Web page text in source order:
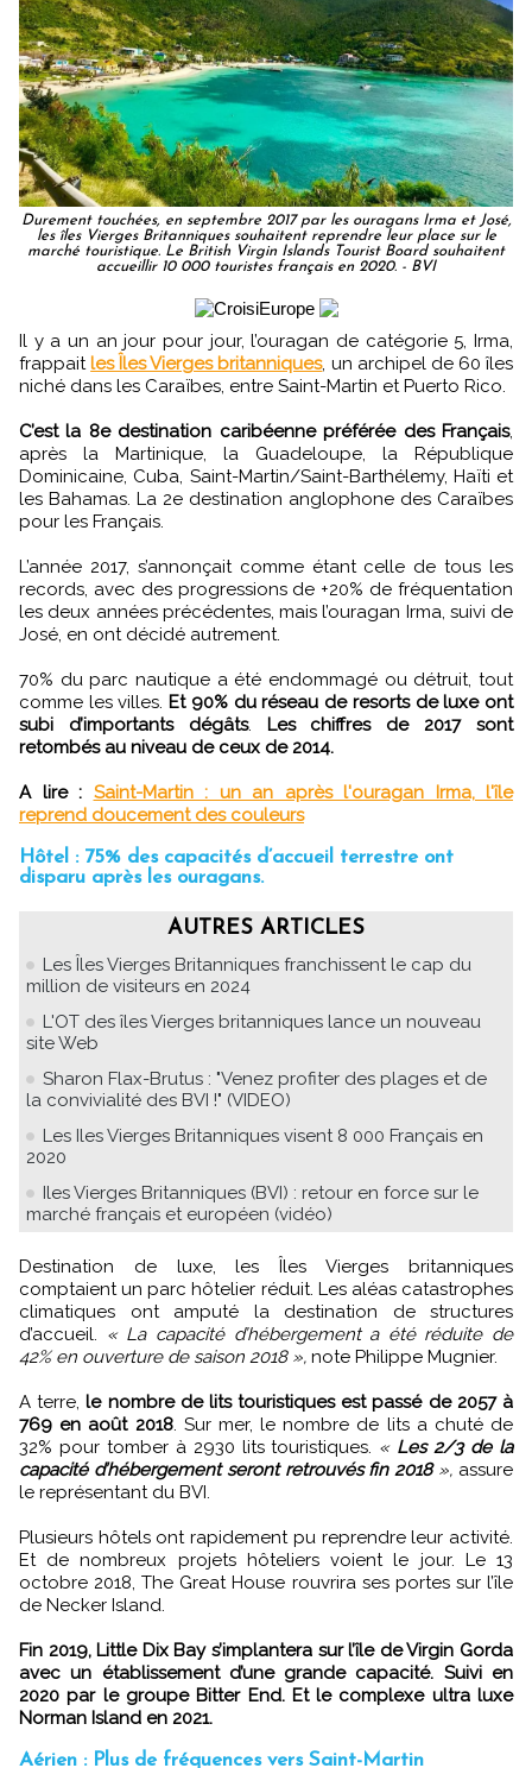
Durement touchées, en septembre 2017 par les ouragans Irma et José,
les îles Vierges Britanniques souhaitent reprendre leur place sur le
marché touristique. Le British Virgin Islands Tourist Board souhaitent
accueillir 10 000 touristes français en 2020. - BVI
Il y a un an jour pour jour, l’ouragan de catégorie 5, Irma,
frappait les Îles Vierges britanniques, un archipel de 60 îles
niché dans les Caraïbes, entre Saint-Martin et Puerto Rico.
C’est la 8e destination caribéenne préférée des Français,
après la Martinique, la Guadeloupe, la République
Dominicaine, Cuba, Saint-Martin/Saint-Barthélemy, Haïti et
les Bahamas. La 2e destination anglophone des Caraïbes
pour les Français.
L’année 2017, s’annonçait comme étant celle de tous les
records, avec des progressions de +20% de fréquentation
les deux années précédentes, mais l’ouragan Irma, suivi de
José, en ont décidé autrement.
70% du parc nautique a été endommagé ou détruit, tout
comme les villes. Et 90% du réseau de resorts de luxe ont
subi d’importants dégâts. Les chiffres de 2017 sont
retombés au niveau de ceux de 2014.
A lire : Saint-Martin : un an après l'ouragan Irma, l'île
reprend doucement des couleurs
Hôtel : 75% des capacités d’accueil terrestre ont
disparu après les ouragans.
AUTRES ARTICLES
Les Îles Vierges Britanniques franchissent le cap du
million de visiteurs en 2024
L'OT des îles Vierges britanniques lance un nouveau
site Web
Sharon Flax-Brutus : "Venez profiter des plages et de
la convivialité des BVI !" (VIDEO)
Les Iles Vierges Britanniques visent 8 000 Français en
2020
Iles Vierges Britanniques (BVI) : retour en force sur le
marché français et européen (vidéo)
Destination de luxe, les Îles Vierges britanniques
comptaient un parc hôtelier réduit. Les aléas catastrophes
climatiques ont amputé la destination de structures
d’accueil. « La capacité d’hébergement a été réduite de
42% en ouverture de saison 2018 », note Philippe Mugnier.
A terre, le nombre de lits touristiques est passé de 2057 à
769 en août 2018. Sur mer, le nombre de lits a chuté de
32% pour tomber à 2930 lits touristiques. « Les 2/3 de la
capacité d’hébergement seront retrouvés fin 2018», assure
le représentant du BVI.
Plusieurs hôtels ont rapidement pu reprendre leur activité.
Et de nombreux projets hôteliers voient le jour. Le 13
octobre 2018, The Great House rouvrira ses portes sur l’île
de Necker Island.
Fin 2019, Little Dix Bay s’implantera sur l’île de Virgin Gorda
avec un établissement d’une grande capacité. Suivi en
2020 par le groupe Bitter End. Et le complexe ultra luxe
Norman Island en 2021.
Aérien : Plus de fréquences vers Saint-Martin